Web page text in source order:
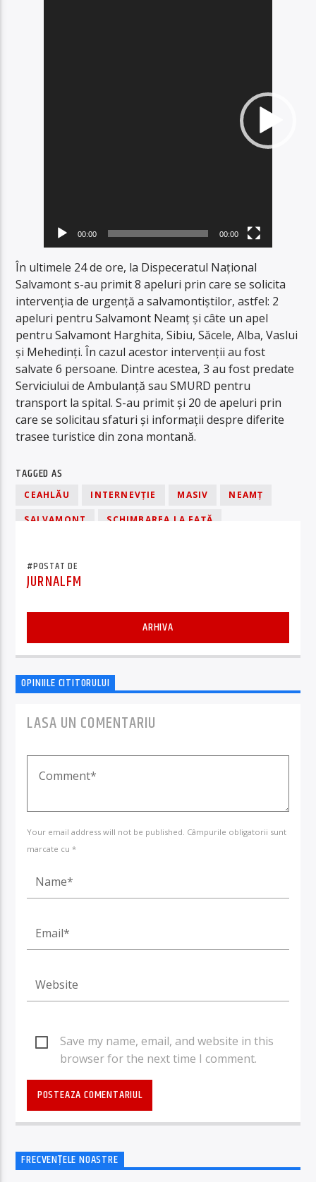
00:00 00:00
În ultimele 24 de ore, la Dispeceratul Național
Salvamont s-au primit 8 apeluri prin care se solicita
intervenția de urgență a salvamontiștilor, astfel: 2
apeluri pentru Salvamont Neamț și câte un apel
pentru Salvamont Harghita, Sibiu, Săcele, Alba, Vaslui
și Mehedinți. În cazul acestor intervenții au fost
salvate 6 persoane. Dintre acestea, 3 au fost predate
Serviciului de Ambulanță sau SMURD pentru
transport la spital. S-au primit și 20 de apeluri prin
care se solicitau sfaturi și informații despre diferite
trasee turistice din zona montană.
TAGGED AS
CEAHLĂU INTERNEVȚIE MASIV NEAMȚ
SALVAMONT SCHIMBAREA LA FAȚĂ
#POSTAT DE
JURNALFM
ARHIVA
OPINIILE CITITORULUI
LASA UN COMENTARIU
Your email address will not be published. Câmpurile obligatorii sunt
marcate cu *
Save my name, email, and website in this
browser for the next time I comment.
FRECVENȚELE NOASTRE